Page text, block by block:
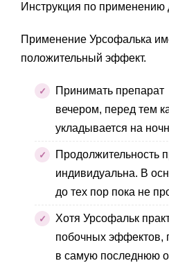
Инструкция по
Применение Урсофалька
положительный эффект.
Принимать препарат
вечером, перед тем
укладывается на
Продолжительность
индивидуальна. В
до тех пор пока не
Хотя Урсофальк
побочных эффектов,
в самую последнюю